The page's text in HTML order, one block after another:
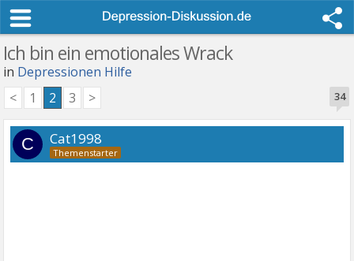
Ich bin ein emotionales Wrack
in Depressionen Hilfe
34
< 1 2 3 >
C Cat1998